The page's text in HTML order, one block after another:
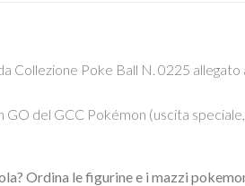
Poke Ball N. 0225
del GCC Pokémon (uscita
Ordina le figurine e i mazzi